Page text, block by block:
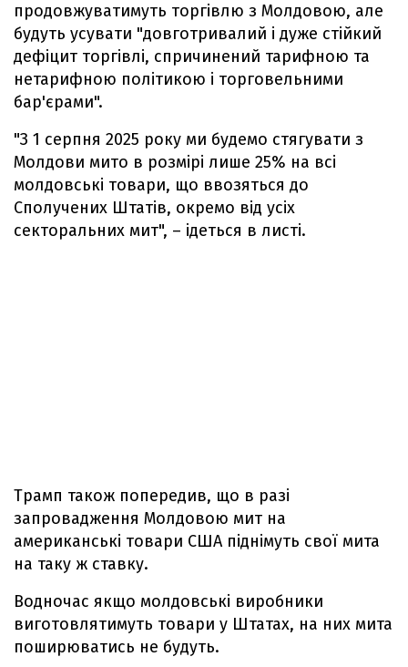
продовжуватимуть торгівлю з Молдовою, але
будуть усувати "довготривалий і дуже стійкий
дефіцит торгівлі, спричинений тарифною та
нетарифною політикою і торговельними
бар'єрами".
"З 1 серпня 2025 року ми будемо стягувати з
Молдови мито в розмірі лише 25% на всі
молдовські товари, що ввозяться до
Сполучених Штатів, окремо від усіх
секторальних мит", – ідеться в листі.
Трамп також попередив, що в разі
запровадження Молдовою мит на
американські товари США піднімуть свої мита
на таку ж ставку.
Водночас якщо молдовські виробники
виготовлятимуть товари у Штатах, на них мита
поширюватись не будуть.